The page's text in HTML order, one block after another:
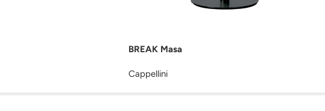
BREAK Masa
Cappellini